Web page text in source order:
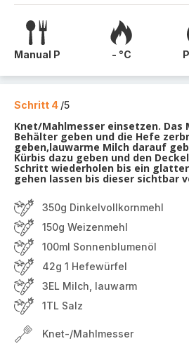
Manual P - °C
Schritt 4 /5
Knet/Mahlmesser einsetzen. Das
Behälter geben und die Hefe
geben,lauwarme Milch darauf
Kürbis dazu geben und den
Schritt wiederholen bis ein
gehen lassen bis dieser sichtbar
350g Dinkelvollkornmehl
150g Weizenmehl
100ml Sonnenblumenöl
42g 1 Hefewürfel
3EL Milch, lauwarm
1TL Salz
Knet-/Mahlmesser